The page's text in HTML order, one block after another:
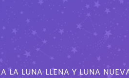
LA LUNA LLENA Y LUNA